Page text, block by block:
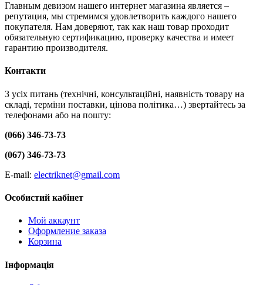
Главным девизом нашего интернет магазина является –
репутация, мы стремимся удовлетворить каждого нашего
покупателя. Нам доверяют, так как наш товар проходит
обязательную сертификацию, проверку качества и имеет
гарантию производителя.
Контакти
З усіх питань (технічні, консультаційні, наявність товару на
складі, терміни поставки, цінова політика…) звертайтесь за
телефонами або на пошту:
(066) 346-73-73
(067) 346-73-73
E-mail: electriknet@gmail.com
Особистий кабінет
Мой аккаунт
Оформление заказа
Корзина
Інформація